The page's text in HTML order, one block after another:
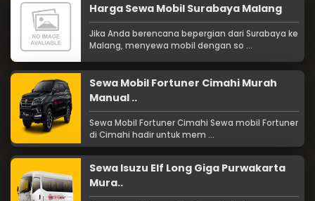
Harga Sewa Mobil Surabaya Malang
Jika Anda berencana bepergian dari Surabaya ke
Malang, menyewa mobil dengan so ...
Sewa Mobil Fortuner Cimahi Murah
Manual ..
Sewa Mobil Fortuner Cimahi Sewa mobil Fortuner
di Cimahi hadir untuk mem ...
Sewa Isuzu Elf Long Giga Purwakarta
Mura..